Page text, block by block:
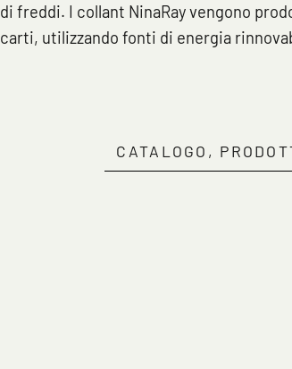
freddi. I collant NinaRay vengono
utilizzando fonti di energia
CATALOGO,